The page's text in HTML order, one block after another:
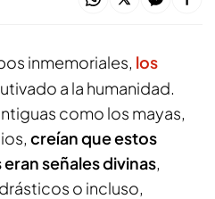
inmemoriales, los
a la humanidad.
como los mayas,
creían que estos
señales divinas,
o incluso,